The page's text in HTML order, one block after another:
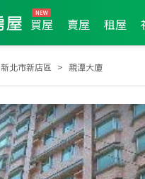
買屋 賣屋 租屋
新北市新店區 親潭大廈